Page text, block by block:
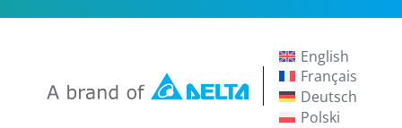
English
Français
Deutsch
Polski